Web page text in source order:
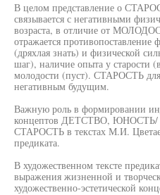
В целом представление о
связывается с негативными
возраста, в отличие от
отражается противопоставление
(дряхлая знать) и физической
шаг), наличие опыта у старости
молодости (пуст). СТАРОСТЬ для
негативным будущим.
Важную роль в формировании
концептов ДЕТСТВО,
СТАРОСТЬ в текстах М.И.
предиката.
В художественном тексте
выражения жизненной и
художественно-эстетической